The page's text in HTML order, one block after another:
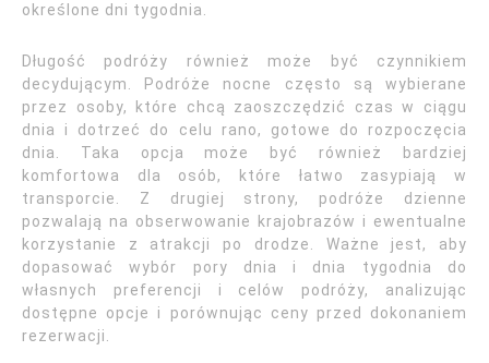
określone dni tygodnia.
Długość podróży również może być czynnikiem
decydującym. Podróże nocne często są wybierane
przez osoby, które chcą zaoszczędzić czas w ciągu
dnia i dotrzeć do celu rano, gotowe do rozpoczęcia
dnia. Taka opcja może być również bardziej
komfortowa dla osób, które łatwo zasypiają w
transporcie. Z drugiej strony, podróże dzienne
pozwalają na obserwowanie krajobrazów i ewentualne
korzystanie z atrakcji po drodze. Ważne jest, aby
dopasować wybór pory dnia i dnia tygodnia do
własnych preferencji i celów podróży, analizując
dostępne opcje i porównując ceny przed dokonaniem
rezerwacji.